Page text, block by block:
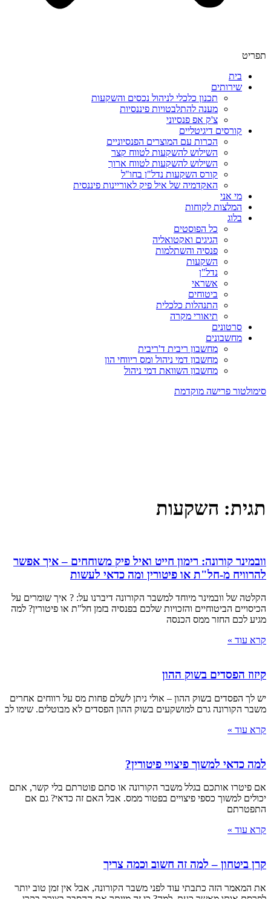
תפריט
בית
שירותים
תכנון כלכלי לניהול נכסים והשקעות
מענה להתלבטויות פיננסיות
צ'ק אפ פנסיוני
קורסים דיגיטליים
הכרות עם המוצרים הפנסיוניים
השילוש להשקעות לטווח קצר
השילוש להשקעות לטווח ארוך
קורס השקעות נדל"ן בחו"ל
האקדמיה של איל פיק לאוריינות פיננסית
מי אני
המלצות לקוחות
בלוג
כל הפוסטים
הגיגים ואקטואליה
פנסיה והשתלמות
השקעות
נדל"ן
אשראי
ביטוחים
התנהלות כלכלית
תיאורי מקרה
סרטונים
מחשבונים
מחשבון ריבית ד'ריבית
מחשבון דמי ניהול ומס ריווחי הון
מחשבון השוואת דמי ניהול
סימולטור פרישה מוקדמת
תגית: השקעות
וובמינר קורונה: רימון חייט ואיל פיק משוחחים – איך אפשר
להרוויח מ-חל"ת או פיטורין ומה כדאי לעשות
הקלטה של וובמינר מיוחד למשבר הקורונה דיברנו על: ? איך שומרים על
הכיסויים הביטוחיים והזכויות שלכם בפנסיה בזמן חל"ת או פיטורין? למה
מגיע לכם החזר ממס הכנסה
קרא עוד »
קיזוז הפסדים בשוק ההון
יש לך הפסדים בשוק ההון – אולי ניתן לשלם פחות מס על רווחים אחרים
משבר הקורונה גרם למושקעים בשוק ההון הפסדים לא מבוטלים. שימו לב
קרא עוד »
למה כדאי למשוך פיצויי פיטורין?
אם פיטרו אותכם בגלל משבר הקורונה או סתם פוטרתם בלי קשר, אתם
יכולים למשוך כספי פיצויים בפטור ממס. אבל האם זה כדאי? גם אם
התפטרתם
קרא עוד »
קרן ביטחון – למה זה חשוב וכמה צריך
את המאמר הזה כתבתי עוד לפני משבר הקורונה, אבל אין זמן טוב יותר